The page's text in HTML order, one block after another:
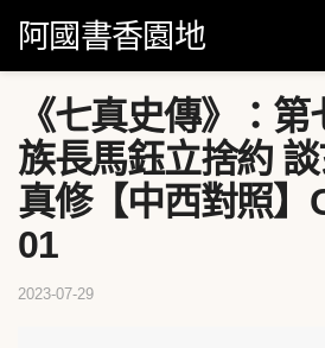
阿國書香園地
《七真史傳》：
族長馬鈺立捨約
真修【中西對照
01
2023-07-29